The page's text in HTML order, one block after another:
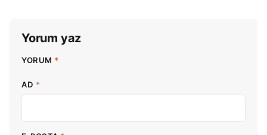
Yorum yaz
YORUM *
AD *